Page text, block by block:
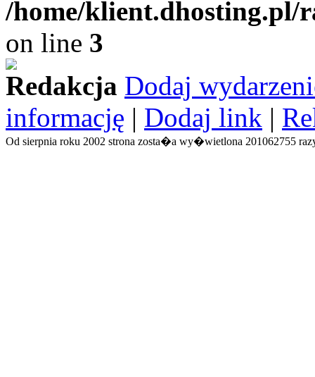
/home/
on line 3
Redakcja Dodaj
informację | Dodaj link |
Od sierpnia roku 2002 strona zosta�a wy�wietlona 201062755